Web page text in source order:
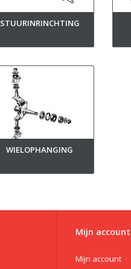
STUURINRINCHTING
WIELOPHANGING
Mijn account
Mijn account